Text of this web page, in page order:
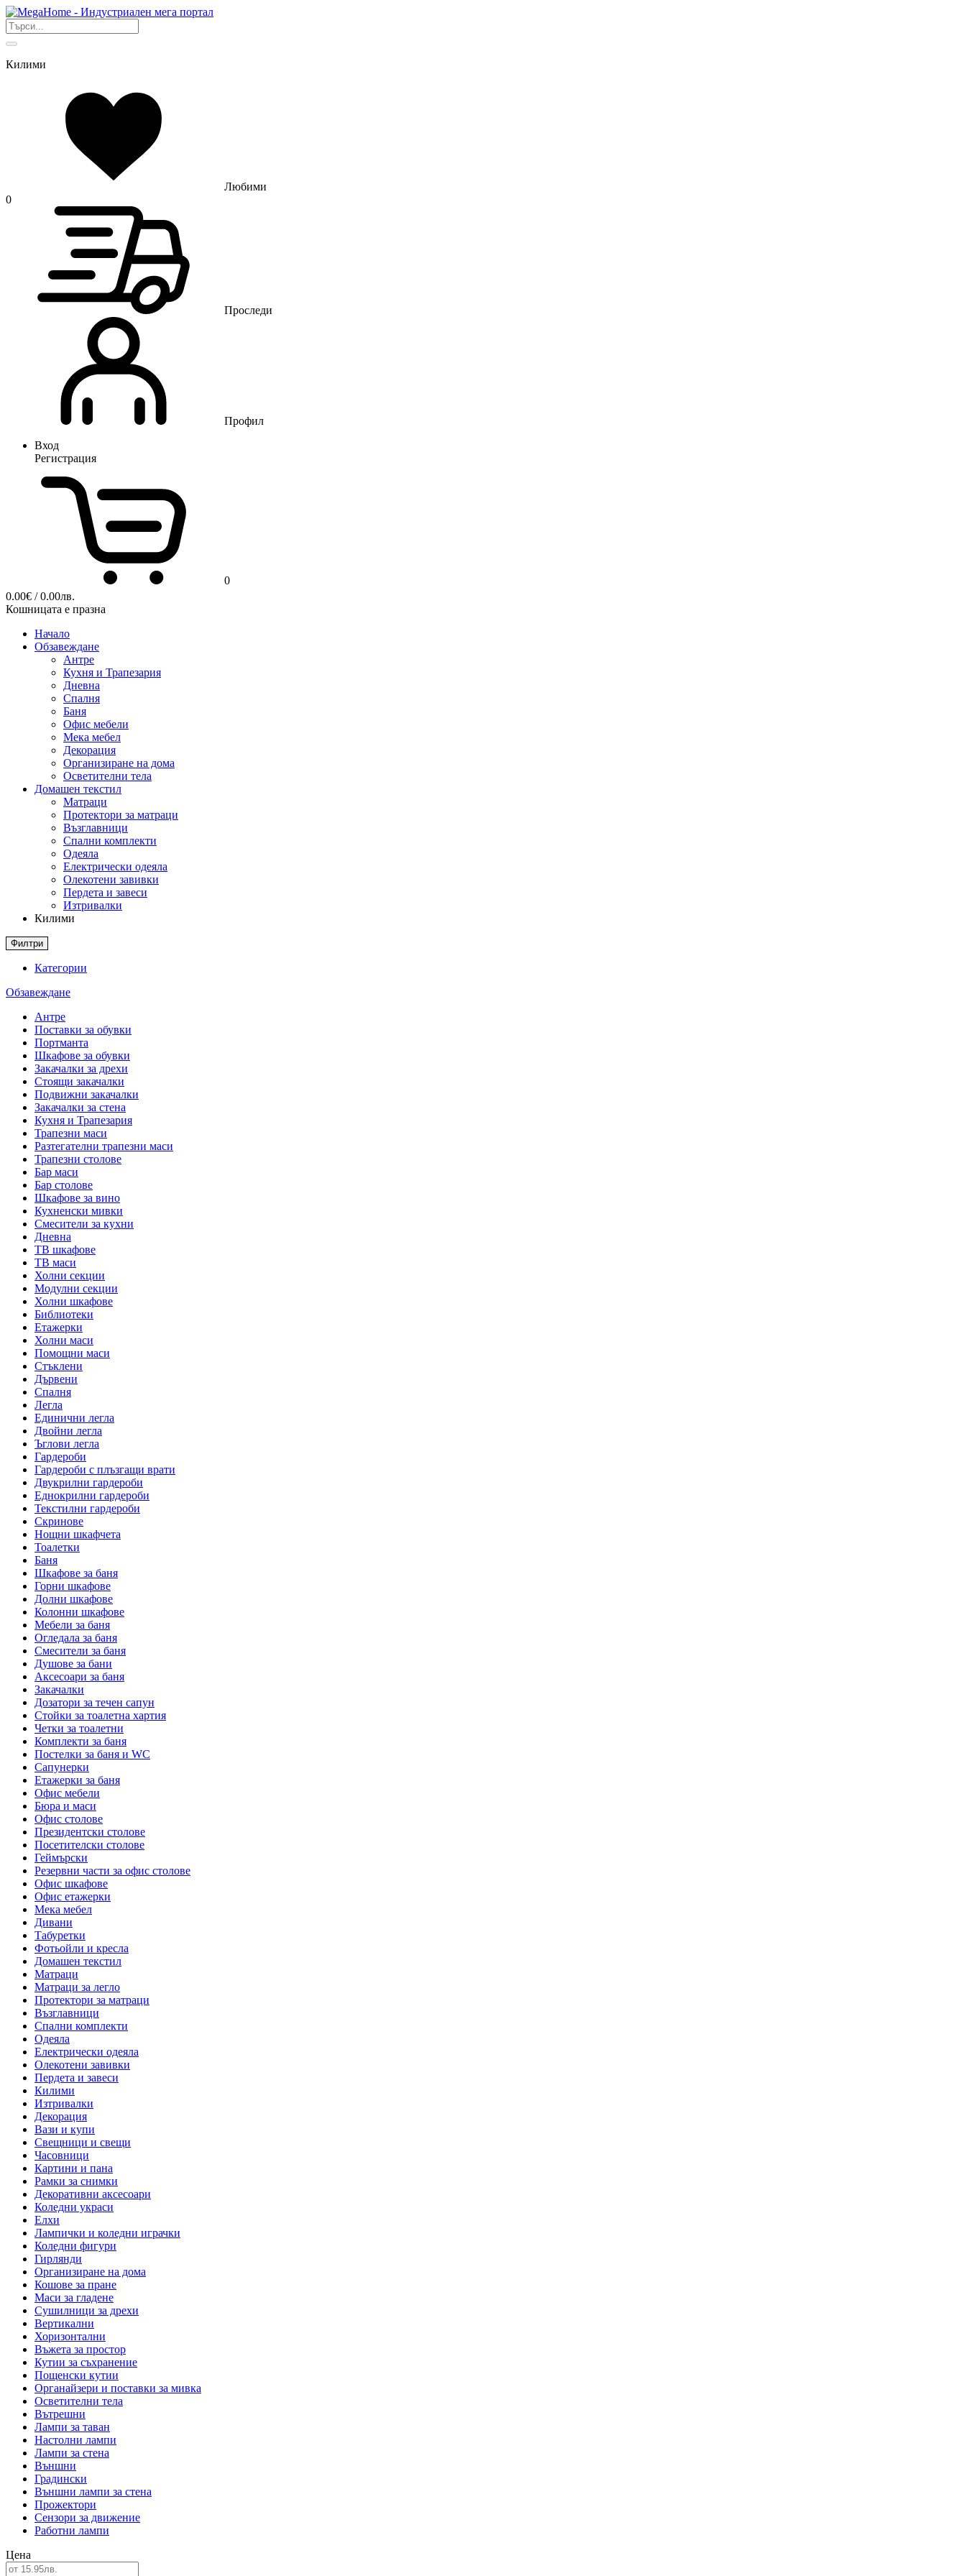
Килими
Любими
0
Проследи
Профил
Вход
Регистрация
0
0.00€ / 0.00лв.
Кошницата е празна
Начало
Обзавеждане
Антре
Кухня и Трапезария
Дневна
Спалня
Баня
Офис мебели
Мека мебел
Декорация
Организиране на дома
Осветителни тела
Домашен текстил
Матраци
Протектори за матраци
Възглавници
Спални комплекти
Одеяла
Електрически одеяла
Олекотени завивки
Пердета и завеси
Изтривалки
Килими
Филтри
Категории
Обзавеждане
Антре
Поставки за обувки
Портманта
Шкафове за обувки
Закачалки за дрехи
Стоящи закачалки
Подвижни закачалки
Закачалки за стена
Кухня и Трапезария
Трапезни маси
Разтегателни трапезни маси
Трапезни столове
Бар маси
Бар столове
Шкафове за вино
Кухненски мивки
Смесители за кухни
Дневна
ТВ шкафове
ТВ маси
Холни секции
Модулни секции
Холни шкафове
Библиотеки
Етажерки
Холни маси
Помощни маси
Стъклени
Дървени
Спалня
Легла
Единични легла
Двойни легла
Ъглови легла
Гардероби
Гардероби с плъзгащи врати
Двукрилни гардероби
Еднокрилни гардероби
Текстилни гардероби
Скринове
Нощни шкафчета
Тоалетки
Баня
Шкафове за баня
Горни шкафове
Долни шкафове
Колонни шкафове
Мебели за баня
Огледала за баня
Смесители за баня
Душове за бани
Аксесоари за баня
Закачалки
Дозатори за течен сапун
Стойки за тоалетна хартия
Четки за тоалетни
Комплекти за баня
Постелки за баня и WC
Сапунерки
Етажерки за баня
Офис мебели
Бюра и маси
Офис столове
Президентски столове
Посетителски столове
Геймърски
Резервни части за офис столове
Офис шкафове
Офис етажерки
Мека мебел
Дивани
Табуретки
Фотьойли и кресла
Домашен текстил
Матраци
Матраци за легло
Протектори за матраци
Възглавници
Спални комплекти
Одеяла
Електрически одеяла
Олекотени завивки
Пердета и завеси
Килими
Изтривалки
Декорация
Вази и купи
Свещници и свещи
Часовници
Картини и пана
Рамки за снимки
Декоративни аксесоари
Коледни украси
Елхи
Лампички и коледни играчки
Коледни фигури
Гирлянди
Организиране на дома
Кошове за пране
Маси за гладене
Сушилници за дрехи
Вертикални
Хоризонтални
Въжета за простор
Кутии за съхранение
Пощенски кутии
Органайзери и поставки за мивка
Осветителни тела
Вътрешни
Лампи за таван
Настолни лампи
Лампи за стена
Външни
Градински
Външни лампи за стена
Прожектори
Сензори за движение
Работни лампи
Цена